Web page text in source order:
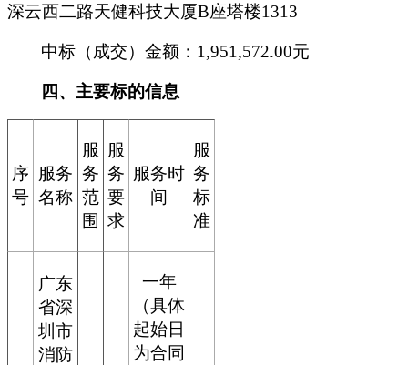
深云西二路天健科技大厦B座塔楼1313
中标（成交）金额：1,951,572.00元
四、主要标的信息
序
号
服务
名称
服
务
范
围
服
务
要
求
服务时
间
服
务
标
准
广东
省深
圳市
消防
一年
（具体
起始日
为合同